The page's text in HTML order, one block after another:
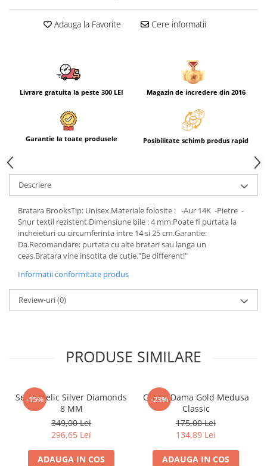
Adauga la Favorite Cere informatii
Livrare gratuita la peste 300 LEI Magazin de incredere din 2016
Garantie la toate produsele Posibilitate schimb produs rapid
Descriere
Bratara BrooksTip: Unisex.Materiale folosite : -Aur 14K -Pietre -
Snur textil rezistent.Dimensiune bile : 4 mm.Poate fi purtata la
incheieturi cu circumferinta intre 14 si 25 cm.Garantie:
Da.Recomandare: purtata cu alte bratari sau langa un
ceas.Bratara vine insotita de cutie."Be different!"
Informatii conformitate produs
Review-uri(0)
PRODUSE SIMILARE
-15%
Set Angelic Silver Diamonds
8 MM
349,00 Lei
296,65 Lei
ADAUGA IN COS
-23%
Cercei Dama Gold Medusa
Classic
175,00 Lei
134,89 Lei
ADAUGA IN COS